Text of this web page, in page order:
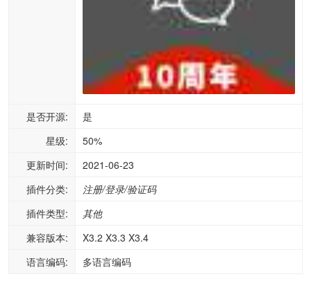
是否开源:
是
星级:
50%
更新时间:
2021-06-23
插件分类:
注册/登录/验证码
插件类型:
其他
兼容版本:
X3.2 X3.3 X3.4
语言编码:
多语言编码